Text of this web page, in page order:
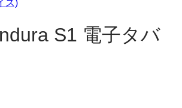
ス)
S1 電子タバ